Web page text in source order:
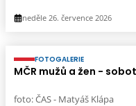
neděle 26. července 2026
FOTOGALERIE
MČR mužů a žen -
foto: ČAS - Matyáš Klápa